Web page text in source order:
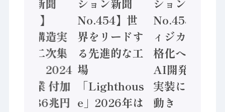
No.455】
「経済構造実
態調査二次集
計結果」2024
年製造業 付加
価値額86兆円
No.454】世
界をリードす
る先進的な工
場
「Lighthous
e」2026年は
No.453】フ
ィジカルAI本
格化へ 国産
AI開発や社会
実装に活発な
動き